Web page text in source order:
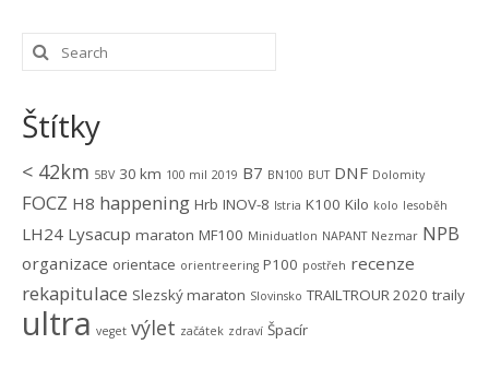
Štítky
< 42km 5BV 30 km 100 mil 2019 B7 BN100 BUT DNF Dolomity
FOCZ H8 happening Hrb INOV-8 Istria K100 Kilo kolo lesoběh
LH24 Lysacup maraton MF100 Miniduatlon NAPANT Nezmar NPB
organizace orientace orientreering P100 postřeh recenze
rekapitulace Slezský maraton Slovinsko TRAILTROUR 2020 traily
ultra veget výlet začátek zdraví Špacír